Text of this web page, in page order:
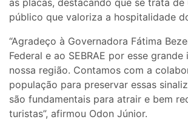
as placas, destacando que se trata de
público que valoriza a hospitalidade
“Agradeço à Governadora Fátima
Federal e ao SEBRAE por esse
nossa região. Contamos com a
população para preservar essas
são fundamentais para atrair e bem
turistas”, afirmou Odon Júnior.